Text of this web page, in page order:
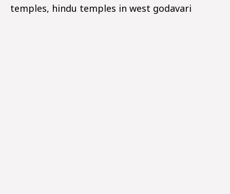
temples, hindu temples in west godavari